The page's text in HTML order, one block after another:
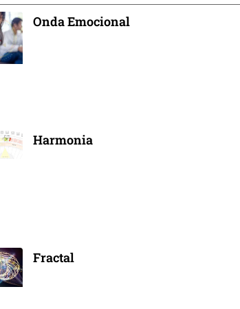
Onda Emocional
Harmonia
Fractal